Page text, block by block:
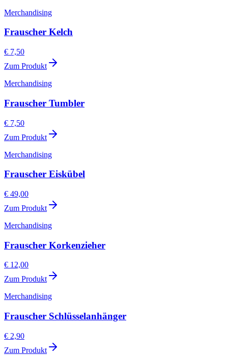
Merchandising
Frauscher Kelch
€ 7,50
Zum Produkt
Merchandising
Frauscher Tumbler
€ 7,50
Zum Produkt
Merchandising
Frauscher Eiskübel
€ 49,00
Zum Produkt
Merchandising
Frauscher Korkenzieher
€ 12,00
Zum Produkt
Merchandising
Frauscher Schlüsselanhänger
€ 2,90
Zum Produkt